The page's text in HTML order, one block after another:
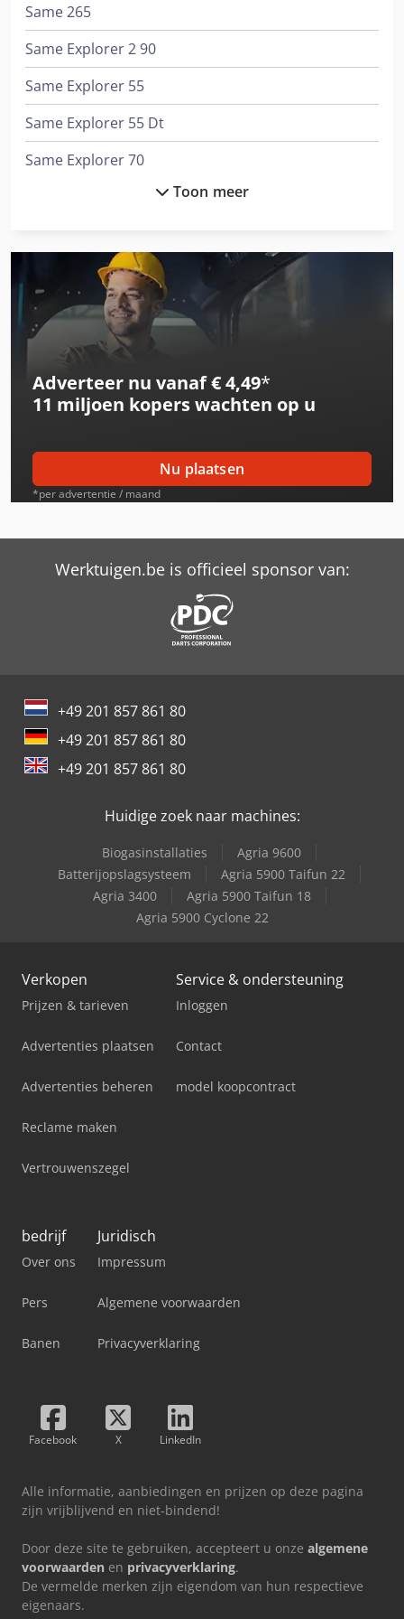
Same 265
Same Explorer 2 90
Same Explorer 55
Same Explorer 55 Dt
Same Explorer 70
Same Explorer 70 Dt
Same Explorer 80
Same Explorer 80 Dt
Same Explorer 80 Ii Dt
Same Explorer 90 Dt
Same Explorer Ii 70
Same Explorer Ii 80
Same Iron 100
Same Iron 140 S
Same Mercury 85
Same Silver 110
Same Titan 145
Same Titan 190
Same Trident 130
Toon meer
Adverteer nu vanaf € 4,49*
11 miljoen koperswachten op u
Nu plaatsen
*per advertentie / maand
Werktuigen.be is officieel sponsor van:
+49 201 857 861 80
+49 201 857 861 80
+49 201 857 861 80
Huidige zoek naar machines:
Biogasinstallaties
Agria 9600
Batterijopslagsysteem
Agria 5900 Taifun 22
Agria 3400
Agria 5900 Taifun 18
Agria 5900 Cyclone 22
Verkopen
Prijzen & tarieven
Advertenties plaatsen
Advertenties beheren
Reclame maken
Vertrouwenszegel
Service & ondersteuning
Inloggen
Contact
model koopcontract
bedrijf
Over ons
Pers
Banen
Juridisch
Impressum
Algemene voorwaarden
Privacyverklaring
Facebook X LinkedIn
Alle informatie, aanbiedingen en prijzen op deze pagina
zijn vrijblijvend en niet-bindend!
Door deze site te gebruiken, accepteert u onze algemene
voorwaarden en privacyverklaring.
De vermelde merken zijn eigendom van hun respectieve
eigenaars.